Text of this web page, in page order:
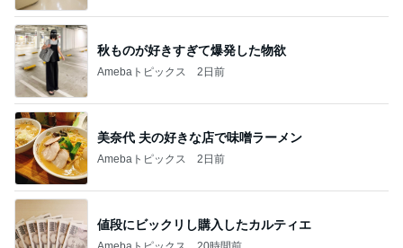
秋ものが好きすぎて爆発した物欲
Amebaトピックス 2日前
美奈代 夫の好きな店で味噌ラーメン
Amebaトピックス 2日前
値段にビックリし購入したカルティエ